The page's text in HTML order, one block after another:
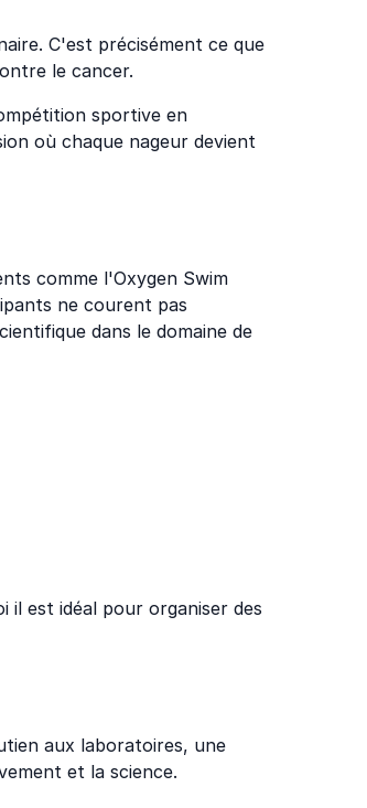
C'est précisément ce que
le cancer.
sportive en
où chaque nageur devient
comme l'Oxygen Swim
ne courent pas
dans le domaine de
il est idéal pour organiser des
aux laboratoires, une
et la science.